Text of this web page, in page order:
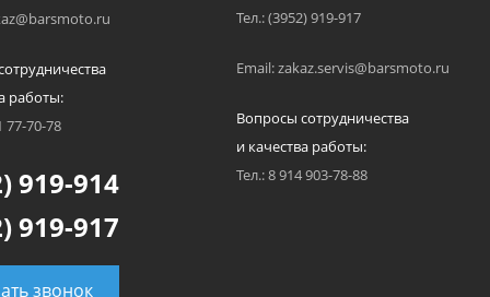
работы:
77-70-78
919-914
919-917
звонок
Тел.: (3952) 919-917
Email: zakaz.servis@barsmoto.ru
Вопросы сотрудничества
и качества работы:
Тел.: 8 914 903-78-88